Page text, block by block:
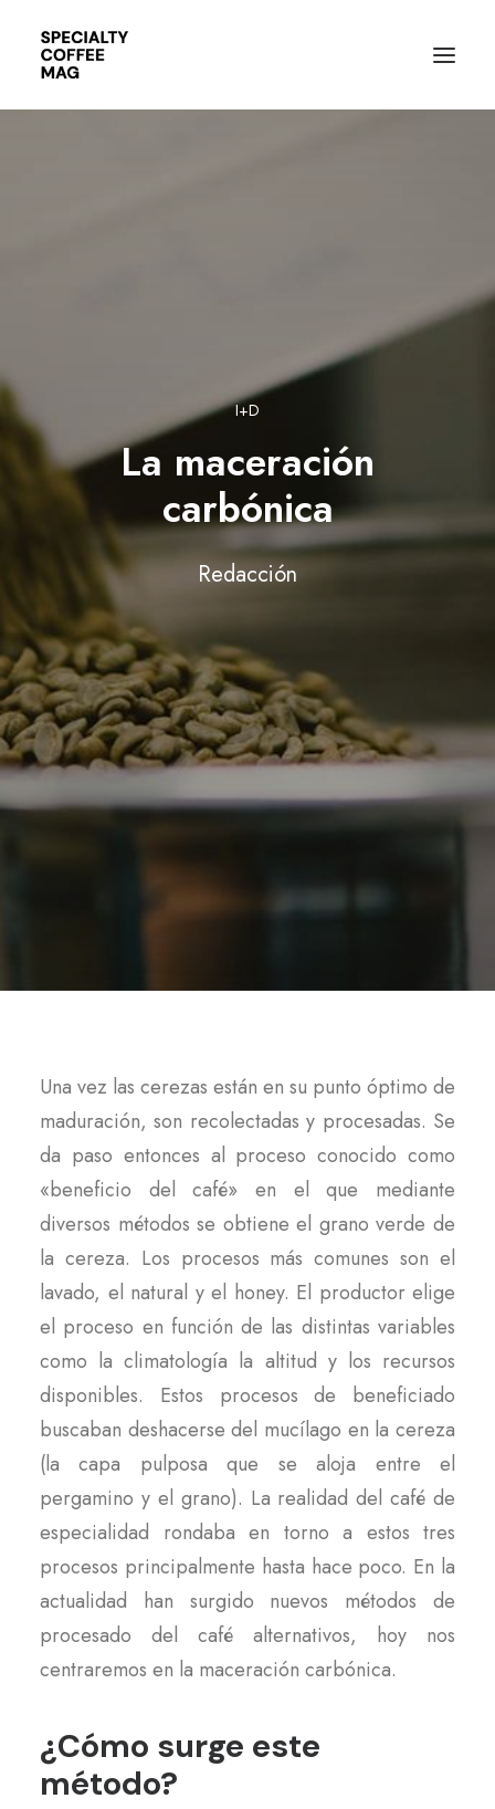
I+D
La maceración
carbónica
Redacción
Una vez las cerezas están en su punto óptimo de
maduración, son recolectadas y procesadas. Se
da paso entonces al proceso conocido como
«beneficio del café» en el que mediante
diversos métodos se obtiene el grano verde de
la cereza. Los procesos más comunes son el
lavado, el natural y el honey. El productor elige
el proceso en función de las distintas variables
como la climatología la altitud y los recursos
disponibles. Estos procesos de beneficiado
buscaban deshacerse del mucílago en la cereza
(la capa pulposa que se aloja entre el
pergamino y el grano). La realidad del café de
especialidad rondaba en torno a estos tres
procesos principalmente hasta hace poco. En la
actualidad han surgido nuevos métodos de
procesado del café alternativos, hoy nos
centraremos en la maceración carbónica.
¿Cómo surge este
método?